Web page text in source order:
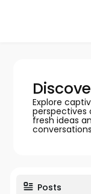
Explore
perspectives
fresh ideas
conversations
Posts